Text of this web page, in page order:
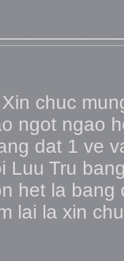
chuc
ngot ngao
dat 1 ve
Luu Tru
het la bang
lai la xin